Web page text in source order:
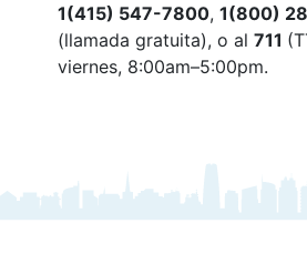
1(415) 547-7800,1(800)
(llamada gratuita), o al711
viernes, 8:00am–5:00pm.